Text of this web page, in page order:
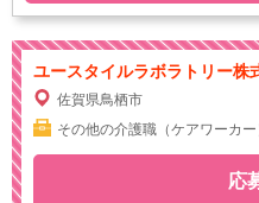
ユースタイルラボラトリー株
佐賀県鳥栖市
その他の介護職（ケアワーカ
応